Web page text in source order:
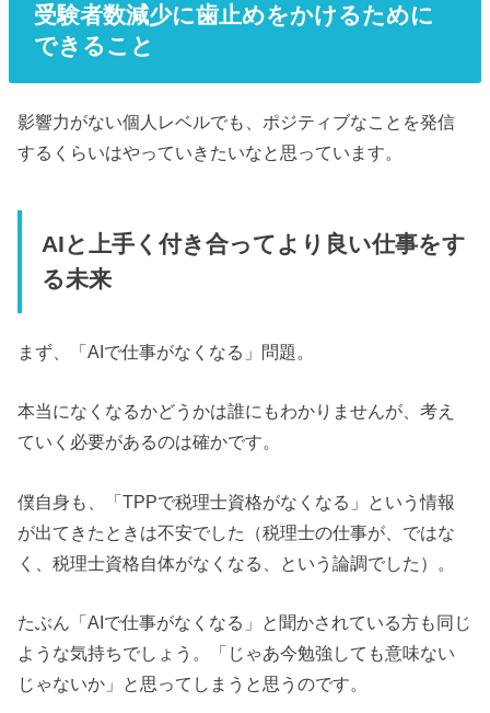
受験者数減少に歯止めをかけるために
できること
影響力がない個人レベルでも、ポジティブなことを発信
するくらいはやっていきたいなと思っています。
AIと上手く付き合ってより良い仕事をす
る未来
まず、「AIで仕事がなくなる」問題。
本当になくなるかどうかは誰にもわかりませんが、考え
ていく必要があるのは確かです。
僕自身も、「TPPで税理士資格がなくなる」という情報
が出てきたときは不安でした（税理士の仕事が、ではな
く、税理士資格自体がなくなる、という論調でした）。
たぶん「AIで仕事がなくなる」と聞かされている方も同じ
ような気持ちでしょう。「じゃあ今勉強しても意味ない
じゃないか」と思ってしまうと思うのです。